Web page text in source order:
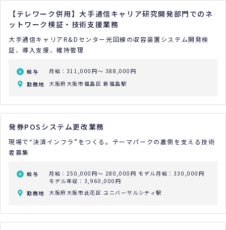
【テレワーク併用】大手通信キャリア研究開発部門でのネ
ットワーク検証・技術支援業務
大手通信キャリアR&Dセンター光回線の収容装置システム開発検
証、導入支援、維持管理
給与
月給：311,000円～ 388,000円
勤務地
大阪府大阪市福島区 新福島駅
発券POSシステム更改業務
現場で“決済インフラ”をつくる。テーマパークの裏側を支える技術
者募集
給与 月給：250,000円～ 280,000円 モデル月給：330,000円
モデル年収：3,960,000円
勤務地
大阪府大阪市此花区 ユニバーサルシティ駅